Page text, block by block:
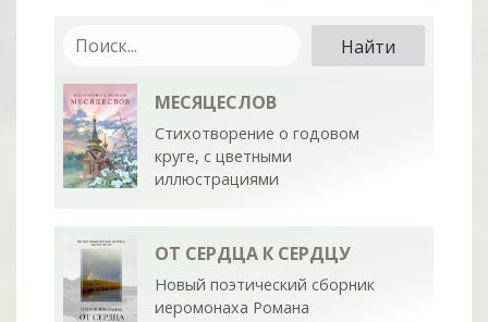
МЕСЯЦЕСЛОВ
Стихотворение о годовом
круге, с цветными
иллюстрациями
ОТ СЕРДЦА К СЕРДЦУ
Новый поэтический сборник
иеромонаха Романа